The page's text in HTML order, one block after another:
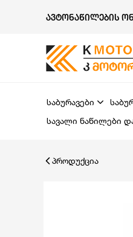
ᲐᲕᲢᲝᲜᲐᲬᲘᲚᲔᲑᲘᲡ
საბურავები
სავალი ნაწილები
პროდუქცია